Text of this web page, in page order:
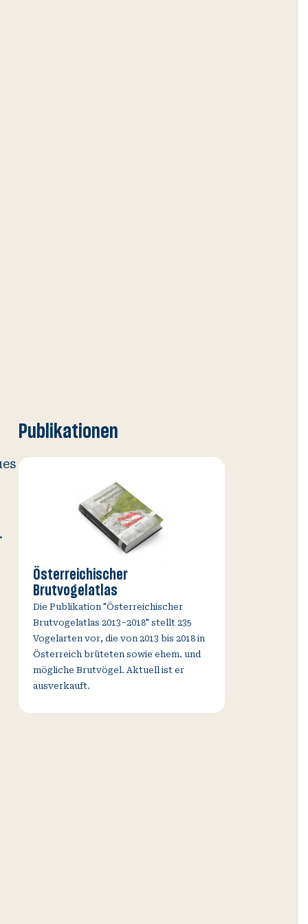
Publikationen
Österreichischer
Brutvogelatlas
Die Publikation "Österreichischer
Brutvogelatlas 2013–2018" stellt 235
Vogelarten vor, die von 2013 bis 2018 in
Österreich brüteten sowie ehem. und
mögliche Brutvögel. Aktuell ist er
ausverkauft.